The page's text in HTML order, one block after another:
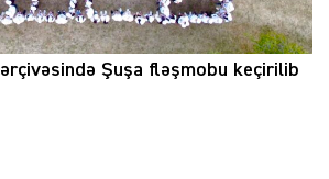
Şuşa fləşmobu keçirilib